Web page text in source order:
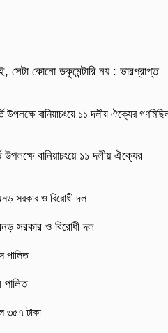
সেটা কোনো ডকুমেন্টারি নয় : ভারপ্রাপ্ত
বানিয়াচংয়ে ১১ দলীয় ঐক্যের
সরকার ও বিরোধী দল
পালিত